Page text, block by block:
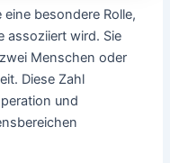
besondere Rolle,
assoziiert wird. Sie
Menschen oder
Diese Zahl
und